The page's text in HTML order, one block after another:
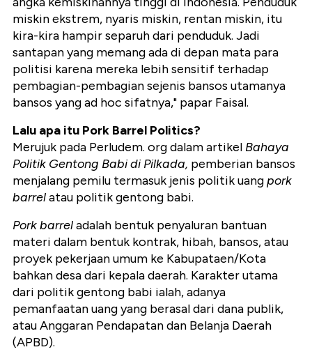
miskin ekstrem, nyaris miskin, rentan miskin, itu
kira-kira hampir separuh dari penduduk. Jadi
santapan yang memang ada di depan mata para
politisi karena mereka lebih sensitif terhadap
pembagian-pembagian sejenis bansos utamanya
bansos yang ad hoc sifatnya," papar Faisal.
Lalu apa itu Pork Barrel Politics?
Merujuk pada Perludem. org dalam artikel Bahaya
Politik Gentong Babi di Pilkada, pemberian bansos
menjalang pemilu termasuk jenis politik uangpork
barrelatau politik gentong babi.
Pork barreladalah bentuk penyaluran bantuan
materi dalam bentuk kontrak, hibah, bansos, atau
proyek pekerjaan umum ke Kabupataen/Kota
bahkan desa dari kepala daerah. Karakter utama
dari politik gentong babi ialah, adanya
pemanfaatan uang yang berasal dari dana publik,
atau Anggaran Pendapatan dan Belanja Daerah
(APBD).